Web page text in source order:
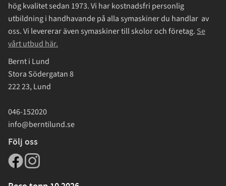
hög kvalitet sedan 1973. Vi har kostnadsfri personlig
utbildning i handhavande på alla symaskiner du handlar av
oss. Vi levererar även symaskiner till skolor och företag.Se
vårt utbud här.
Bernt i Lund
Stora Södergatan 8
222 23, Lund
046-152020
info@berntilund.se
Följ oss